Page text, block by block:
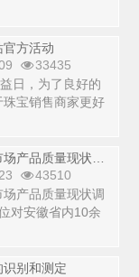
方活动
33435
日，为了良好的
宝销售商家更好
43510
产品质量现状调
对安徽省内10余
别和测定